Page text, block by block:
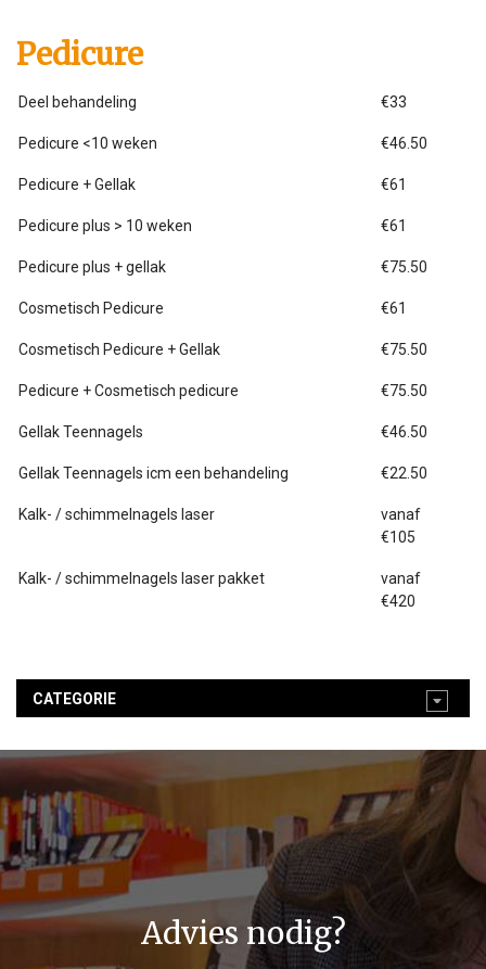
Pedicure
Deel behandeling €33
Pedicure <10 weken €46.50
Pedicure + Gellak €61
Pedicure plus > 10 weken €61
Pedicure plus + gellak €75.50
Cosmetisch Pedicure €61
Cosmetisch Pedicure + Gellak €75.50
Pedicure + Cosmetisch pedicure €75.50
Gellak Teennagels €46.50
Gellak Teennagels icm een behandeling €22.50
Kalk- / schimmelnagels laser
vanaf
€105
Kalk- / schimmelnagels laser pakket
vanaf
€420
CATEGORIE
Advies nodig?